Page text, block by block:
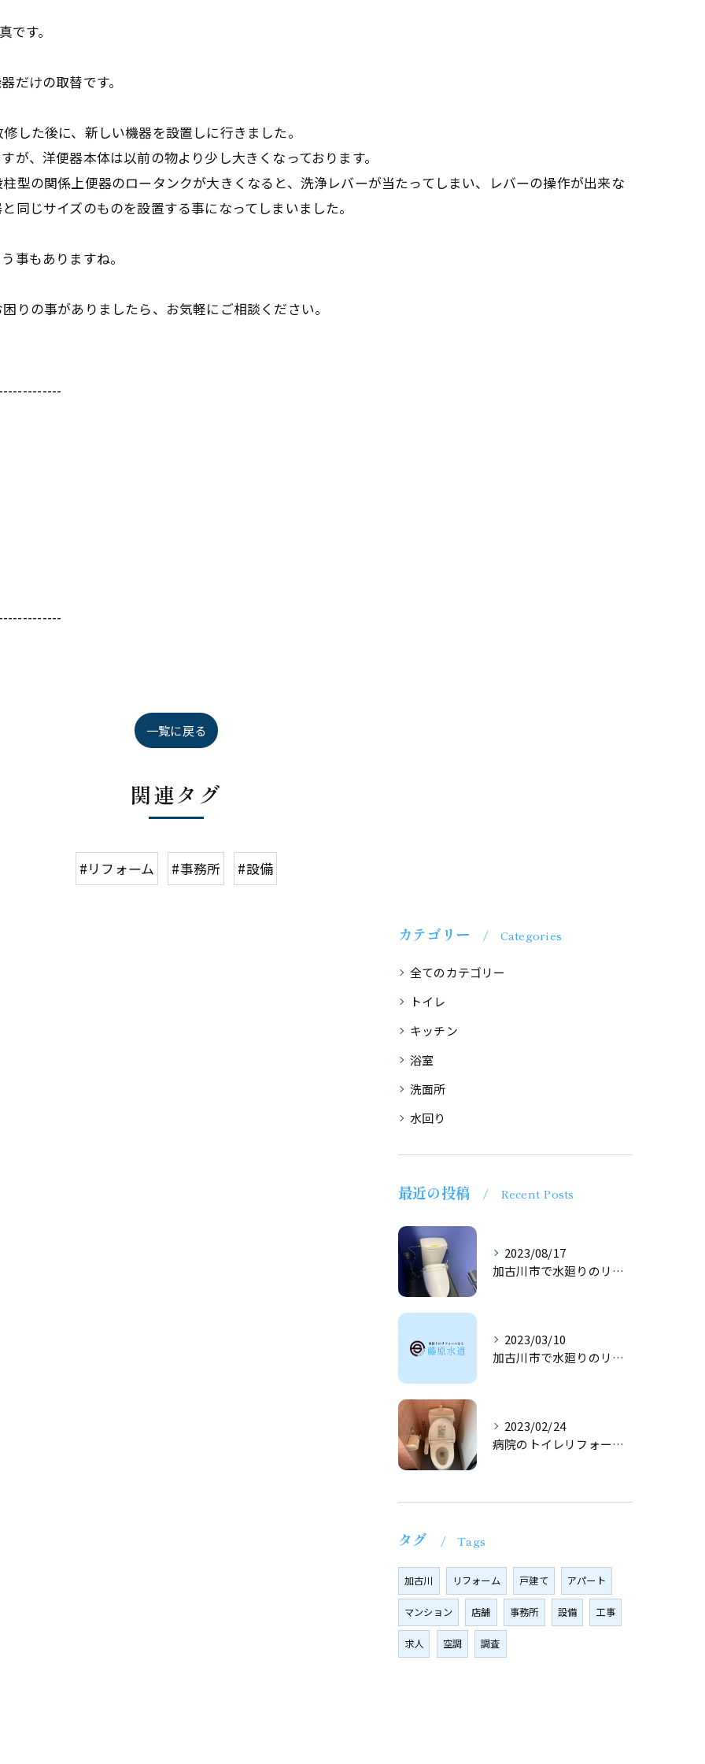
す。
だけの取替です。
した後に、新しい機器を設置しに行きました。
が、洋便器本体は以前の物より少し大きくなっております。
型の関係上便器のロータンクが大きくなると、洗浄レバーが当たってしまい、レバーの操作が出来な
同じサイズのものを設置する事になってしまいました。
事もありますね。
りの事がありましたら、お気軽にご相談ください。
一覧に戻る
関連タグ
#リフォーム #事務所 #設備
カテゴリー Categories
全てのカテゴリー
トイレ
キッチン
浴室
洗面所
水回り
最近の投稿 Recent Posts
2023/08/17
加古川市で水廻りのリフォームは藤原水道へ！！
2023/03/10
加古川市で水廻りのリフォームは藤原水道へ！！
2023/02/24
病院のトイレリフォーム｜現地調査
タグ Tags
加古川 リフォーム 戸建て アパート
マンション 店舗 事務所 設備 工事
求人 空調 調査